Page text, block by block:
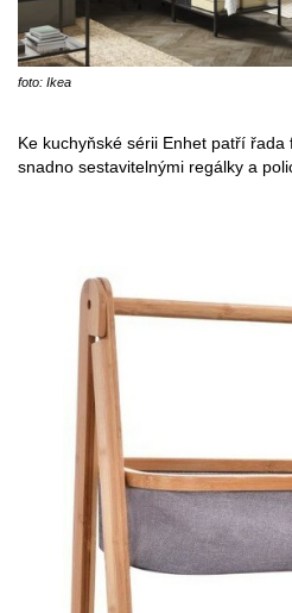
foto: Ikea
Ke kuchyňské sérii Enhet patří
snadno sestavitelnými regálky a